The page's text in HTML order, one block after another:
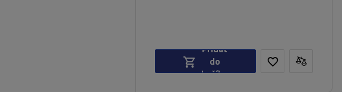
Přidat
do
košíku